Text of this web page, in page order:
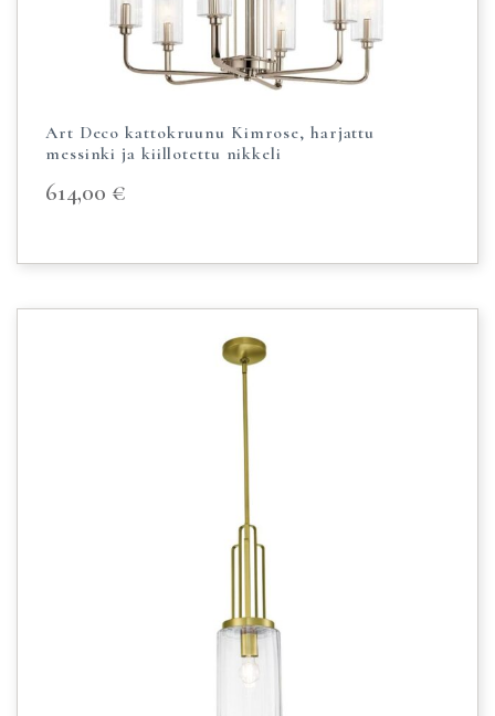
Art Deco kattokruunu Kimrose, harjattu
messinki ja kiillotettu nikkeli
614,00 €